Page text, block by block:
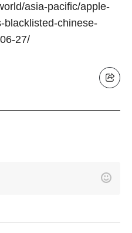
asia-pacific/apple-
blacklisted-chinese-
27/